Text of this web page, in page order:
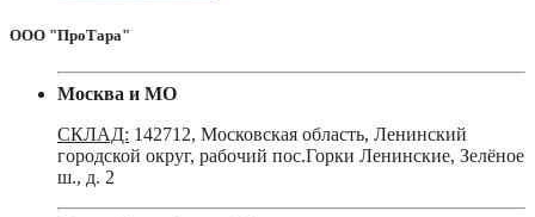
ООО "ПроТара"
Москва и МО
СКЛАД: 142712, Московская область, Ленинский
городской округ, рабочий пос.Горки Ленинские, Зелёное
ш., д. 2